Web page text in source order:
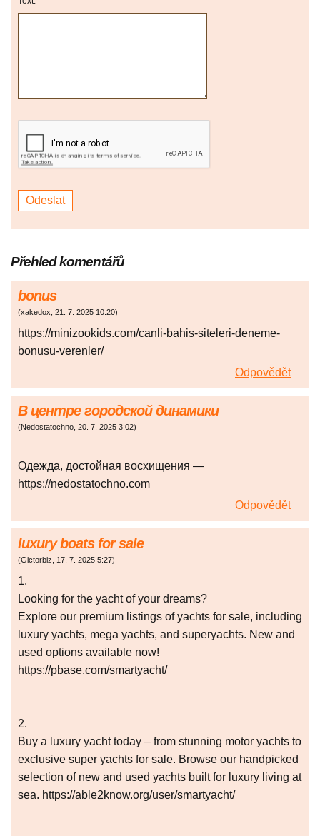
Přehled komentářů
bonus
(xakedox, 21. 7. 2025 10:20)
https://minizookids.com/canli-bahis-siteleri-deneme-
bonusu-verenler/
Odpovědět
В центре городской динамики
(Nedostatochno, 20. 7. 2025 3:02)
Одежда, достойная восхищения —
https://nedostatochno.com
Odpovědět
luxury boats for sale
(Gictorbiz, 17. 7. 2025 5:27)
1.
Looking for the yacht of your dreams?
Explore our premium listings of yachts for sale, including
luxury yachts, mega yachts, and superyachts. New and
used options available now!
https://pbase.com/smartyacht/
2.
Buy a luxury yacht today – from stunning motor yachts to
exclusive super yachts for sale. Browse our handpicked
selection of new and used yachts built for luxury living at
sea. https://able2know.org/user/smartyacht/